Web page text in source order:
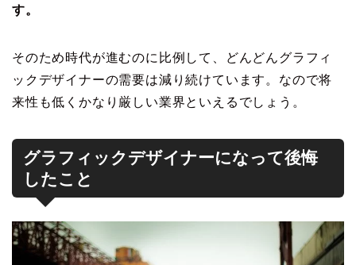
す。
そのため時代が進むのに比例して、どんどんグラフィ
ックデザイナーの需要は減り続けています。なので将
来性も低くかなり厳しい業界といえるでしょう。
グラフィックデザイナーになって後悔
したこと